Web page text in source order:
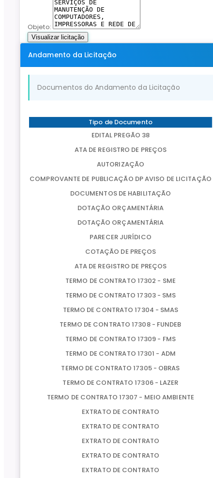
Objeto:
Visualizar licitação
Andamento da Licitação
Documentos do Andamento da Licitação
Tipo de Documento
EDITAL PREGÃO 38
ATA DE REGISTRO DE PREÇOS
AUTORIZAÇÃO
COMPROVANTE DE PUBLICAÇÃO DP AVISO DE LICITAÇÃO
DOCUMENTOS DE HABILITAÇÃO
DOTAÇÃO ORÇAMENTÁRIA
DOTAÇÃO ORÇAMENTÁRIA
PARECER JURÍDICO
COTAÇÃO DE PREÇOS
ATA DE REGISTRO DE PREÇOS
TERMO DE CONTRATO 17302 - SME
TERMO DE CONTRATO 17303 - SMS
TERMO DE CONTRATO 17304 - SMAS
TERMO DE CONTRATO 17308 - FUNDEB
TERMO DE CONTRATO 17309 - FMS
TERMO DE CONTRATO 17301 - ADM
TERMO DE CONTRATO 17305 - OBRAS
TERMO DE CONTRATO 17306 - LAZER
TERMO DE CONTRATO 17307 - MEIO AMBIENTE
EXTRATO DE CONTRATO
EXTRATO DE CONTRATO
EXTRATO DE CONTRATO
EXTRATO DE CONTRATO
EXTRATO DE CONTRATO